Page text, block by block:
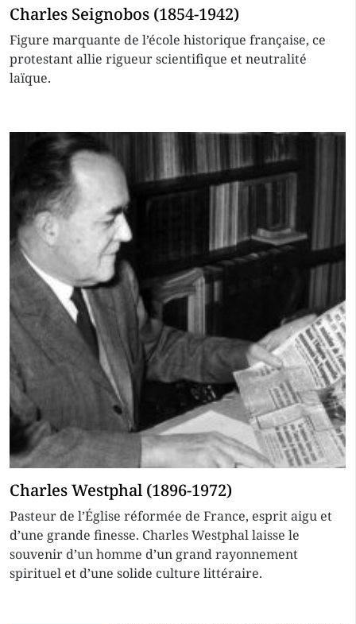
Charles Seignobos (1854-1942)
Figure marquante de l’école historique française, ce
protestant allie rigueur scientifique et neutralité
laïque.
Charles Westphal (1896-1972)
Pasteur de l’Église réformée de France, esprit aigu et
d’une grande finesse. Charles Westphal laisse le
souvenir d’un homme d’un grand rayonnement
spirituel et d’une solide culture littéraire.